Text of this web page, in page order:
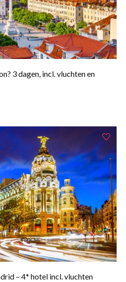
3 dagen, incl. vluchten en
– 4* hotel incl. vluchten